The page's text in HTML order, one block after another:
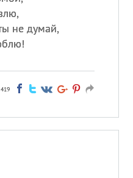
не думай,
419